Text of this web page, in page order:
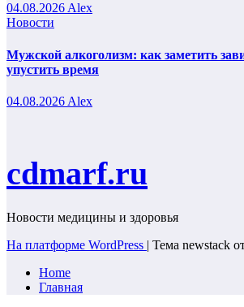
04.08.2026 Alex
Новости
Мужской алкоголизм: как заметить
упустить время
04.08.2026 Alex
cdmarf.ru
Новости медицины и здоровья
На платформе WordPress | Тема newstack
Home
Главная